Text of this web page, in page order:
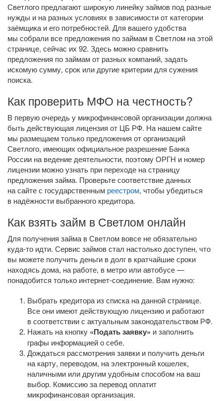
Светлого предлагают широкую линейку займов под разные
нужды и на разных условиях в зависимости от категории
заёмщика и его потребностей. Для вашего удобства
мы собрали все предложения по займам в Светлом на этой
странице, сейчас их 92. Здесь можно сравнить
предложения по займам от разных компаний, задать
искомую сумму, срок или другие критерии для сужения
поиска.
Как проверить МФО на честность?
В первую очередь у микрофинансовой организации должна
быть действующая лицензия от ЦБ РФ. На нашем сайте
мы размещаем только предложения от организаций
Светлого, имеющих официальное разрешение Банка
России на ведение деятельности, поэтому ОРГН и номер
лицензии можно узнать при переходе на страницу
предложения займа. Проверьте соответствие данных
на сайте с государственным реестром, чтобы убедиться
в надёжности выбранного кредитора.
Как взять займ в Светлом онлайн
Для получения займа в Светлом вовсе не обязательно
куда-то идти. Сервис займов стал настолько доступен, что
вы можете получить деньги в долг в кратчайшие сроки
находясь дома, на работе, в метро или автобусе —
понадобится только интернет-соединение. Вам нужно:
Выбрать кредитора из списка на данной странице.
Все они имеют действующую лицензию и работают
в соответствии с актуальным законодательством РФ.
Нажать на кнопку «Подать заявку» и заполнить
графы информацией о себе.
Дождаться рассмотрения заявки и получить деньги
на карту, переводом, на электронный кошелек,
наличными или другим удобным способом на ваш
выбор. Комиссию за перевод оплатит
микрофинансовая организация.